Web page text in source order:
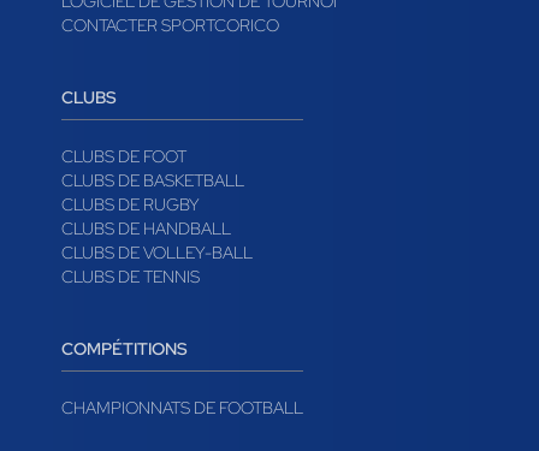
CONTACTER SPORTCORICO
CLUBS
CLUBS DE FOOT
CLUBS DE BASKETBALL
CLUBS DE RUGBY
CLUBS DE HANDBALL
CLUBS DE VOLLEY-BALL
CLUBS DE TENNIS
COMPÉTITIONS
CHAMPIONNATS DE FOOTBALL